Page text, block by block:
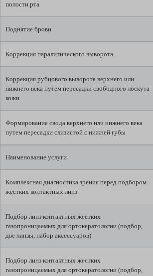
полости рта
Поднятие брови
Коррекция паралитического выворота
Коррекция рубцового выворота верхнего или
нижнего века путем пересадки свободного лоскута
кожи
Формирование свода верхнего или нижнего века
путем пересадки слизистой с нижней губы
Наименование услуги
Комплексная диагностика зрения перед подбором
жестких контактных линз
Подбор линз контактных жестких
газопроницаемых для ортокератологии (подбор,
две линзы, набор аксессуаров)
Подбор линз контактных жестких
газопроницаемых для ортокератологии (подбор,